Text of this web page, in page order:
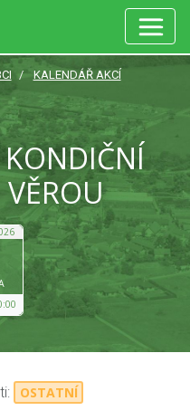
KALENDÁŘ AKCÍ
VĚROU
OSTATNÍ